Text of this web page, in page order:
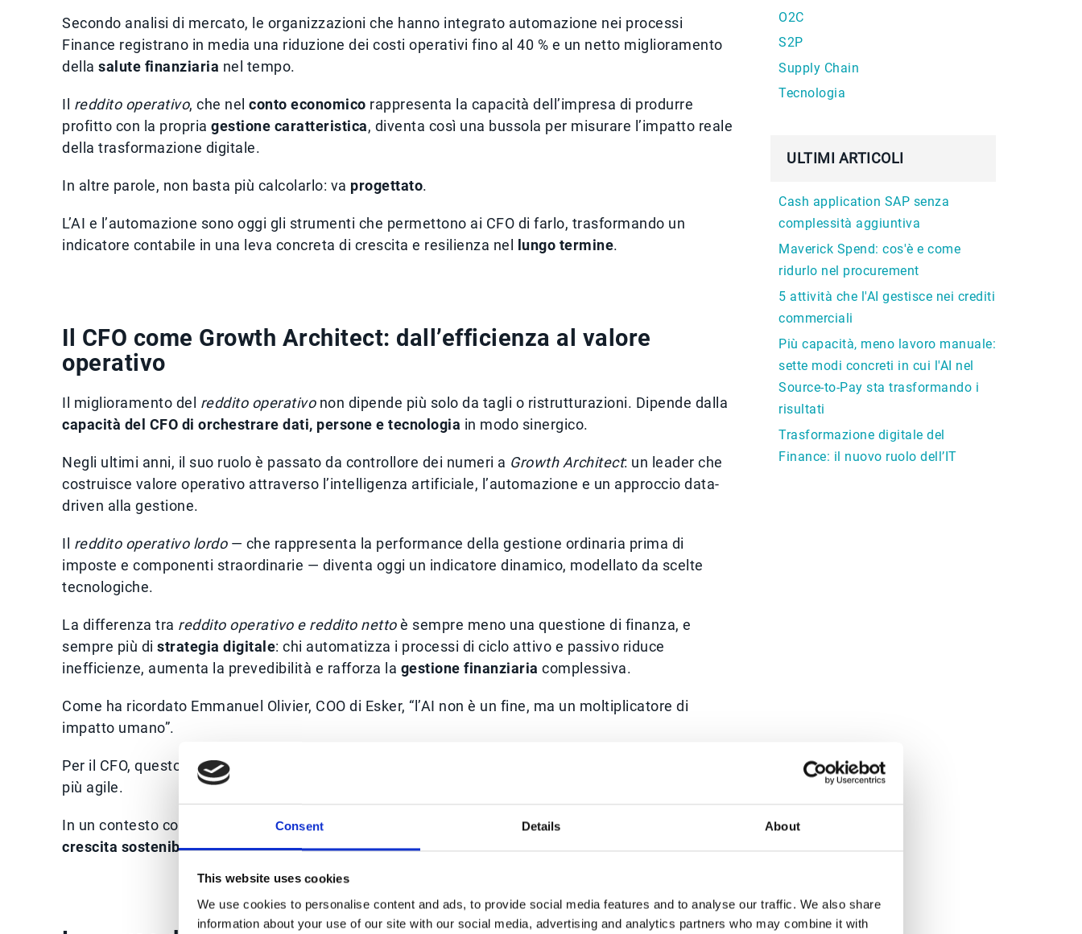
Consent Details About
This website uses cookies
We use cookies to personalise content and ads, to provide social media features and to analyse our traffic. We also share
information about your use of our site with our social media, advertising and analytics partners who may combine it with
Secondo analisi di mercato, le organizzazioni che hanno integrato automazione nei processi
Finance registrano in media una riduzione dei costi operativi fino al 40 % e un netto miglioramento
della salute finanziaria nel tempo.
Il reddito operativo, che nel conto economico rappresenta la capacità dell’impresa di produrre
profitto con la propria gestione caratteristica, diventa così una bussola per misurare l’impatto reale
della trasformazione digitale.
In altre parole, non basta più calcolarlo: va progettato.
L’AI e l’automazione sono oggi gli strumenti che permettono ai CFO di farlo, trasformando un
indicatore contabile in una leva concreta di crescita e resilienza nel
lungo termine.
Il CFO come Growth Architect: dall’efficienza al valore
operativo
Il miglioramento del reddito operativonon dipende più solo da tagli o ristrutturazioni. Dipende dalla
capacità del CFO di orchestrare dati, persone e tecnologia in modo sinergico.
Negli ultimi anni, il suo ruolo è passato da controllore dei numeri a Growth Architect: un leader che
costruisce valore operativo attraverso l’intelligenza artificiale, l’automazione e un approccio data-
driven alla gestione.
Il reddito operativo lordo— che rappresenta la performance della gestione ordinaria prima di
imposte e componenti straordinarie — diventa oggi un indicatore dinamico, modellato da scelte
tecnologiche.
La differenza tra reddito operativo e reddito nettoè sempre meno una questione di finanza, e
sempre più di strategia digitale: chi automatizza i processi di ciclo attivo e passivo riduce
inefficienze, aumenta la prevedibilità e rafforza la gestione finanziaria complessiva.
Come ha ricordato Emmanuel Olivier, COO di Esker, “l’AI non è un fine, ma un moltiplicatore di
impatto umano”.
Per il CFO, questo impatto si traduce in
più agile.
In un contesto competitivo,
automazione e AI rappresentano oggi la via più diretta per generare
crescita sostenibile e migliorare la redditività operativa.
O2C
S2P
Supply Chain
Tecnologia
ULTIMI ARTICOLI
Cash application SAP senza
complessità aggiuntiva
Maverick Spend: cos'è e come
ridurlo nel procurement
5 attività che l'AI gestisce nei crediti
commerciali
Più capacità, meno lavoro manuale:
sette modi concreti in cui l'AI nel
Source-to-Pay sta trasformando i
risultati
Trasformazione digitale del
Finance: il nuovo ruolo dell’IT